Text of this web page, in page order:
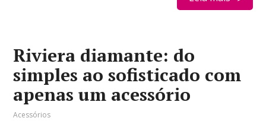
Riviera diamante: do
simples ao sofisticado com
apenas um acessório
Acessórios